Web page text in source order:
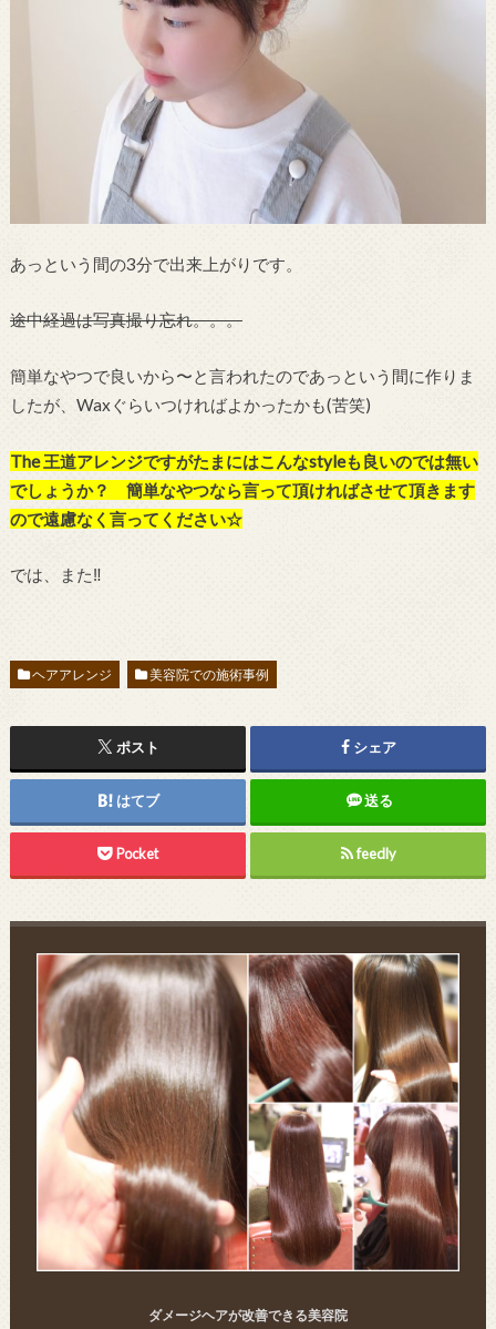
あっという間の3分で出来上がりです。
途中経過は写真撮り忘れ。。。
簡単なやつで良いから〜と言われたのであっという間に作りま
したが、Waxぐらいつければよかったかも(苦笑)
The 王道アレンジですがたまにはこんなstyleも良いのでは無い
でしょうか？ 簡単なやつなら言って頂ければさせて頂きます
ので遠慮なく言ってください☆
では、また‼︎
ヘアアレンジ 美容院での施術事例
ポスト シェア
はてブ 送る
Pocket feedly
ダメージヘアが改善できる美容院